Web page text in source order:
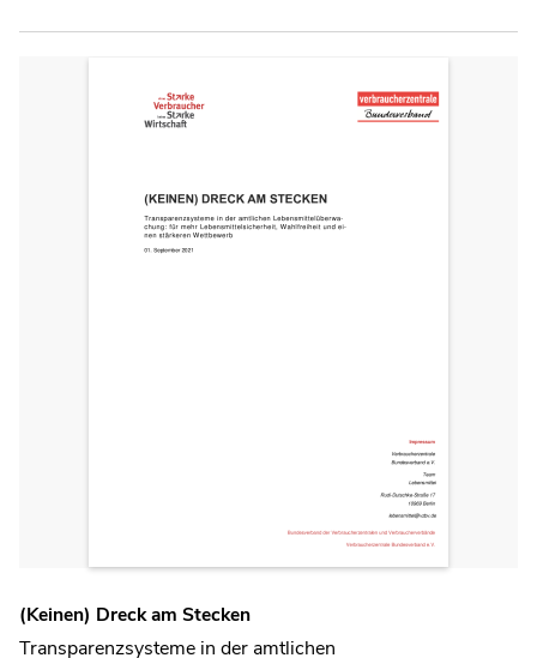
(Keinen) Dreck am Stecken
Transparenzsysteme in der amtlichen